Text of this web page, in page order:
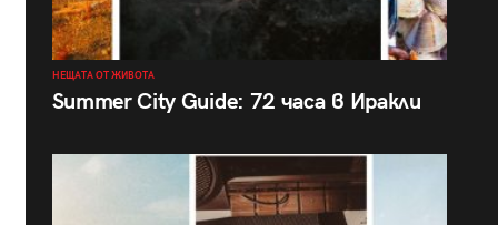
НЕЩАТА ОТ ЖИВОТА
Summer City Guide: 72 часа в Иракли